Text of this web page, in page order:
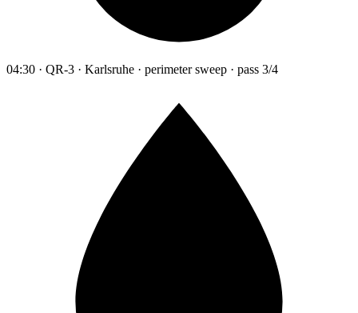
04:30 · QR-3 · Karlsruhe · perimeter sweep · pass 3/4